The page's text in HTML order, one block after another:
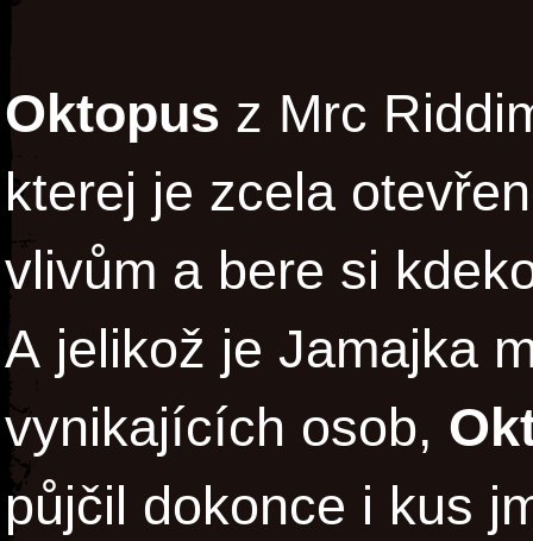
Oktopus z Mrc
kterej je zcela
vlivům a bere si
A jelikož je Jamajka
vynikajících osob,
půjčil dokonce i kus